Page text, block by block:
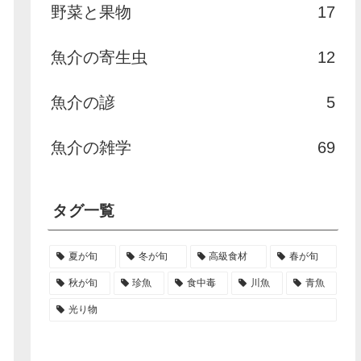
野菜と果物 17
魚介の寄生虫 12
魚介の諺 5
魚介の雑学 69
タグ一覧
夏が旬 冬が旬 高級食材 春が旬
秋が旬 珍魚 食中毒 川魚 青魚
光り物